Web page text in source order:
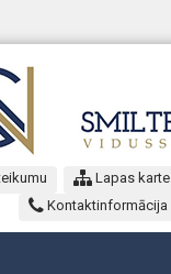
Lapas karte
Kontaktinformācija